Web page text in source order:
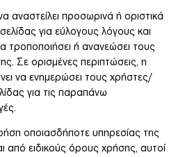
αναστείλει προσωρινά ή οριστικά
για εύλογους λόγους και
τροποποιήσει ή ανανεώσει τους
Σε ορισμένες περιπτώσεις, η
να ενημερώσει τους χρήστες/
για τις παραπάνω
οποιασδήποτε υπηρεσίας της
από ειδικούς όρους χρήσης, αυτοί